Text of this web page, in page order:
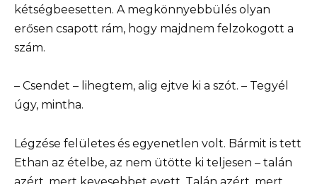
kétségbeesetten. A megkönnyebbülés olyan
erősen csapott rám, hogy majdnem felzokogott a
szám.
– Csendet – lihegtem, alig ejtve ki a szót. – Tegyél
úgy, mintha.
Légzése felületes és egyenetlen volt. Bármit is tett
Ethan az ételbe, az nem ütötte ki teljesen – talán
azért, mert kevesebbet evett. Talán azért, mert